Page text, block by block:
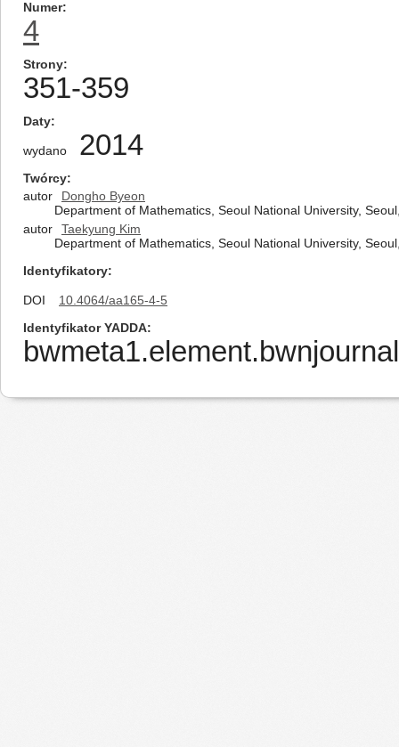
Numer
4
Strony
351-359
Daty
wydano 2014
Twórcy
autor
Dongho Byeon
Department of Mathematics, Seoul National University,
autor
Taekyung Kim
Department of Mathematics, Seoul National University,
Identyfikatory
DOI
10.4064/aa165-4-5
Identyfikator YADDA